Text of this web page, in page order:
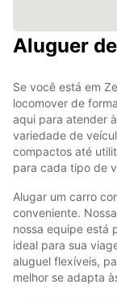
Aluguer
Se você está em
locomover de
aqui para atender
variedade de
compactos até
para cada tipo de
Alugar um carro
conveniente.
nossa equipe está
ideal para sua
aluguel flexíveis,
melhor se adapta